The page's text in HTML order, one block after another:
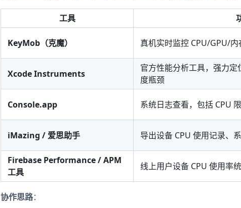
工具
KeyMob（克魔） 真机实时监控 CPU/GPU/
Xcode Instruments
官方性能分析工具，强力
度瓶颈
Console.app 系统日志查看，包括 CPU
iMazing / 爱思助手 导出设备 CPU 使用记录、
Firebase Performance / APM
工具
线上用户设备 CPU 使用率
协作思路：